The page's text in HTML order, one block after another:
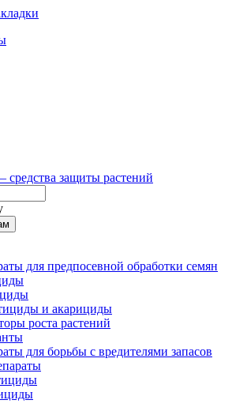
для предпосевной обработки семян
и акарициды
роста растений
для борьбы с вредителями запасов